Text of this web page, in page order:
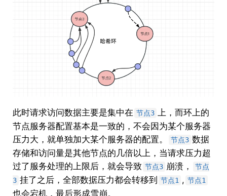
此时请求访问数据主要是集中在 节点3 上，而环上的
节点服务器配置基本是一致的，不会因为某个服务器
压力大，就单独加大某个服务器的配置。
节点3 数据
存储和访问量是其他节点的几倍以上，当请求压力超
过了服务处理的上限后，就会导致 节点3 崩溃，
节点
3 挂了之后，全部数据压力都会转移到 节点1 , 节点1
也会宕机，最后形成雪崩。